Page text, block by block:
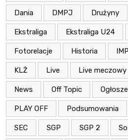
Dania DMPJ Drużyny
Ekstraliga Ekstraliga U24
Fotorelacje Historia IMP
KLŻ Live Live meczowy
News Off Topic
PLAY OFF Podsumowania
SEC SGP SGP 2